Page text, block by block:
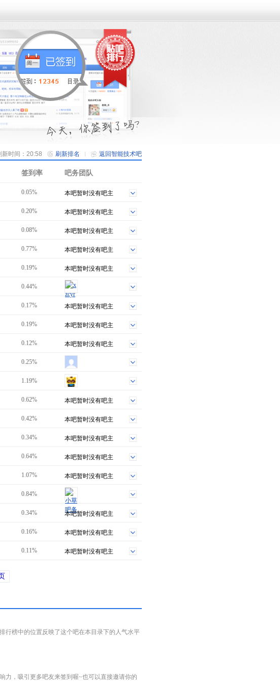
返回智能技术吧
刷新排名
新时间：20:58
签到率 吧务团队
0.05% 本吧暂时没有吧主
0.20% 本吧暂时没有吧主
0.08% 本吧暂时没有吧主
0.77% 本吧暂时没有吧主
0.19% 本吧暂时没有吧主
0.44%
0.17% 本吧暂时没有吧主
0.19% 本吧暂时没有吧主
0.12% 本吧暂时没有吧主
0.25%
1.19%
0.62% 本吧暂时没有吧主
0.42% 本吧暂时没有吧主
0.34% 本吧暂时没有吧主
0.64% 本吧暂时没有吧主
1.07% 本吧暂时没有吧主
0.84%
0.34% 本吧暂时没有吧主
0.16% 本吧暂时没有吧主
0.11% 本吧暂时没有吧主
行榜中的位置反映了这个吧在本目录下的人气水平
力，吸引更多吧友来签到喔~也可以直接邀请你的